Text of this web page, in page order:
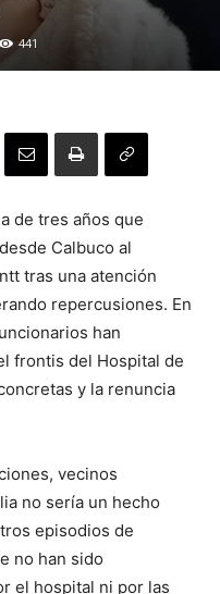
441
de tres años que
Calbuco al
tras una atención
repercusiones. En
han
frontis del Hospital de
y la renuncia
vecinos
no sería un hecho
episodios de
no han sido
el hospital ni por las